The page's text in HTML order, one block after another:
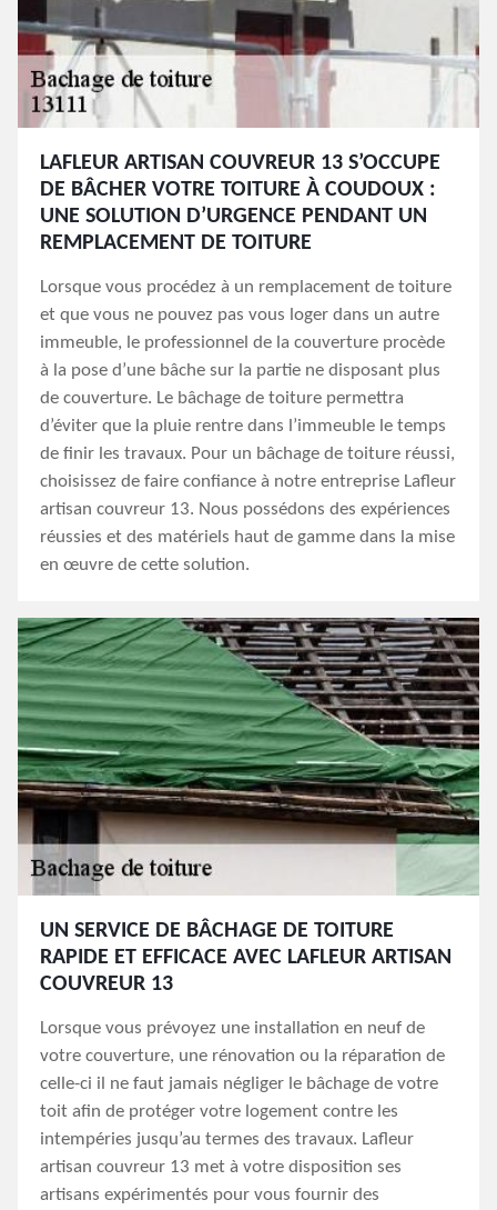
LAFLEUR ARTISAN COUVREUR 13 S’OCCUPE
DE BÂCHER VOTRE TOITURE À COUDOUX :
UNE SOLUTION D’URGENCE PENDANT UN
REMPLACEMENT DE TOITURE
Lorsque vous procédez à un remplacement de toiture
et que vous ne pouvez pas vous loger dans un autre
immeuble, le professionnel de la couverture procède
à la pose d’une bâche sur la partie ne disposant plus
de couverture. Le bâchage de toiture permettra
d’éviter que la pluie rentre dans l’immeuble le temps
de finir les travaux. Pour un bâchage de toiture réussi,
choisissez de faire confiance à notre entreprise Lafleur
artisan couvreur 13. Nous possédons des expériences
réussies et des matériels haut de gamme dans la mise
en œuvre de cette solution.
UN SERVICE DE BÂCHAGE DE TOITURE
RAPIDE ET EFFICACE AVEC LAFLEUR ARTISAN
COUVREUR 13
Lorsque vous prévoyez une installation en neuf de
votre couverture, une rénovation ou la réparation de
celle-ci il ne faut jamais négliger le bâchage de votre
toit afin de protéger votre logement contre les
intempéries jusqu’au termes des travaux. Lafleur
artisan couvreur 13 met à votre disposition ses
artisans expérimentés pour vous fournir des